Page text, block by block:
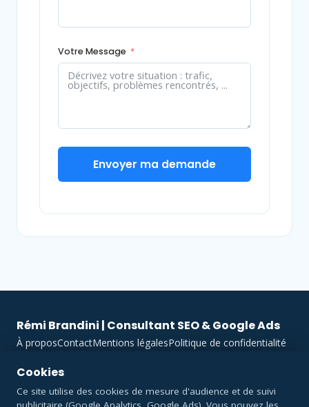
Votre Message
Envoyer ma demande
Rémi Brandini | Consultant SEO & Google Ads
À proposContactMentions légalesPolitique de confidentialité
votre OPCO. Toulouse et distanciel France entière.
Cookies
Ce site utilise des cookies de mesure d'audience et de suivi